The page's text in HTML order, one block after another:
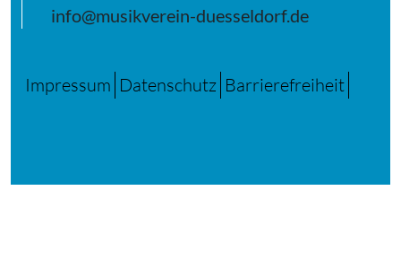
info@musikverein-duesseldorf.de
Impressum Datenschutz Barrierefreiheit